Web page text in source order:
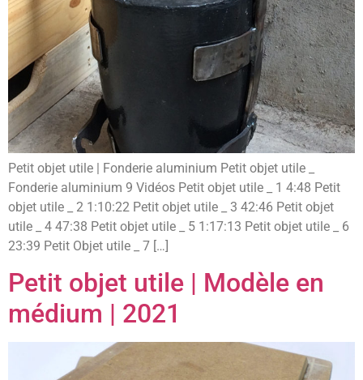
Petit objet utile | Fonderie aluminium Petit objet utile _
Fonderie aluminium 9 Vidéos Petit objet utile _ 1 4:48 Petit
objet utile _ 2 1:10:22 Petit objet utile _ 3 42:46 Petit objet
utile _ 4 47:38 Petit objet utile _ 5 1:17:13 Petit objet utile _ 6
23:39 Petit Objet utile _ 7 […]
Petit objet utile | Modèle en
médium | 2021